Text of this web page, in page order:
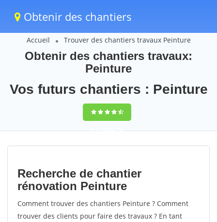
Obtenir des chantiers
Accueil Trouver des chantiers travaux Peinture
Obtenir des chantiers travaux:
Peinture
Vos futurs chantiers : Peinture
9,5(100%)78
votes
Recherche de chantier
rénovation Peinture
Comment trouver des chantiers Peinture ? Comment
trouver des clients pour faire des travaux ? En tant